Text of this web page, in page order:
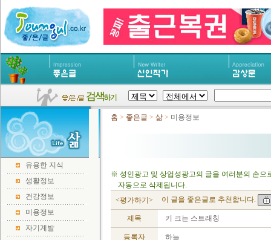
유용한 지식
생활정보
건강정보
미용정보
자기계발
홈 > 좋은글 > 삶 > 미용정보
※ 성인광고 및 상업성광고의 글을 여러분의 손으
자동으로 삭제됩니다.
<평가하기>
이 글을 좋은글로 추천합니다.
제목 키 크는 스트래칭
등록자
하늘